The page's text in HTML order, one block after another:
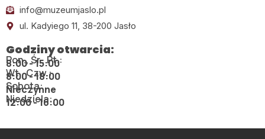
info@muzeumjaslo.pl
ul. Kadyiego 11, 38-200 Jasło
Godziny otwarcia:
Pon., Śr., Pt.:
8:00 - 15:00
Wt., Czw.:
8:00 - 18:00
Sobota:
Nieczynne
Niedziela:
12:00 - 16:00